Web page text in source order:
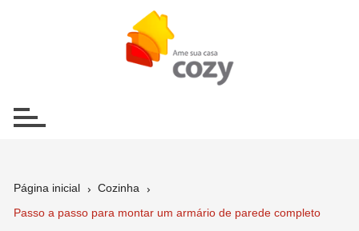
Página inicial
Cozinha
Passo a passo para montar um armário de parede completo